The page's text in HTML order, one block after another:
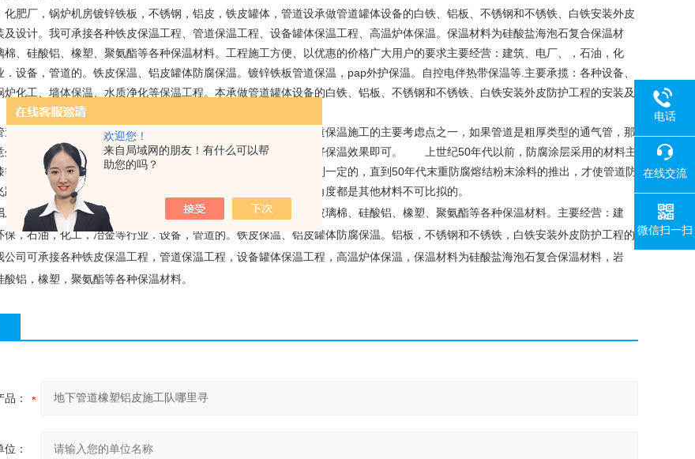
欢迎您！
来自局域网的朋友！有什么可以帮
助您的吗？
化肥厂，锅炉机房镀锌铁板，不锈钢，铝皮，铁皮罐体，管道设承做管道罐体设备的白铁、铝板、不锈钢和不锈铁、白铁安装外皮
及设计。我可承接各种铁皮保温工程、管道保温工程、设备罐体保温工程、高温炉体保温。保温材料为硅酸盐海泡石复合保温材
棉、硅酸铝、橡塑、聚氨酯等各种保温材料。工程施工方便、以优惠的价格广大用户的要求主要经营：建筑、电厂、，石油，化
．设备，管道的。铁皮保温、铝皮罐体防腐保温。镀锌铁板管道保温，pap外护保温。自控电伴热带保温等.主要承揽：各种设备、
炉化工、墙体保温、水质净化等保温工程。本承做管道罐体设备的白铁、铝板、不锈钢和不锈铁、白铁安装外皮防护工程的安装及
温施工进行是，我们要的留意管道的粗细和长短，这也是管道保温施工的主要考虑点之一，如果管道是粗厚类型的通气管，那
外层保温施工的完以及封闭性，如果是的水管，那么，只要融合好保温效果即可。 上世纪50年代以前，防腐涂层采用的材料主
等材料使管道的保护，但这些材料也存在很多缺点，使用范围受到一定的，直到50年代末重防腐熔结粉末涂料的推出，才使管道防
跃，有关数据可以看出环氧熔结粉末涂料，无论从角度还是经济角度都是其他材料不可比拟的。
皮施工队哪里寻保温材料为硅酸盐海泡石复合保温材料、岩棉、玻璃棉、硅酸铝、橡塑、聚氨酯等各种保温材料。主要经营：建
保，石油，化工，冶金等行业．设备，管道的。铁皮保温、铝皮罐体防腐保温。铝板，不锈钢和不锈铁，白铁安装外皮防护工程的
公司可承接各种铁皮保温工程，管道保温工程，设备罐体保温工程，高温炉体保温，保温材料为硅酸盐海泡石复合保温材料，岩
铝，橡塑，聚氨酯等各种保温材料。
品：
：
电话
在线交流
微信扫一扫